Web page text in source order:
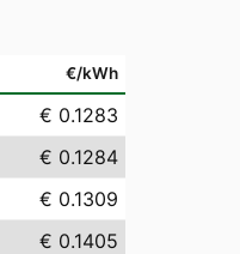
€/kWh
€ 0.1283
€ 0.1284
€ 0.1309
€ 0.1405